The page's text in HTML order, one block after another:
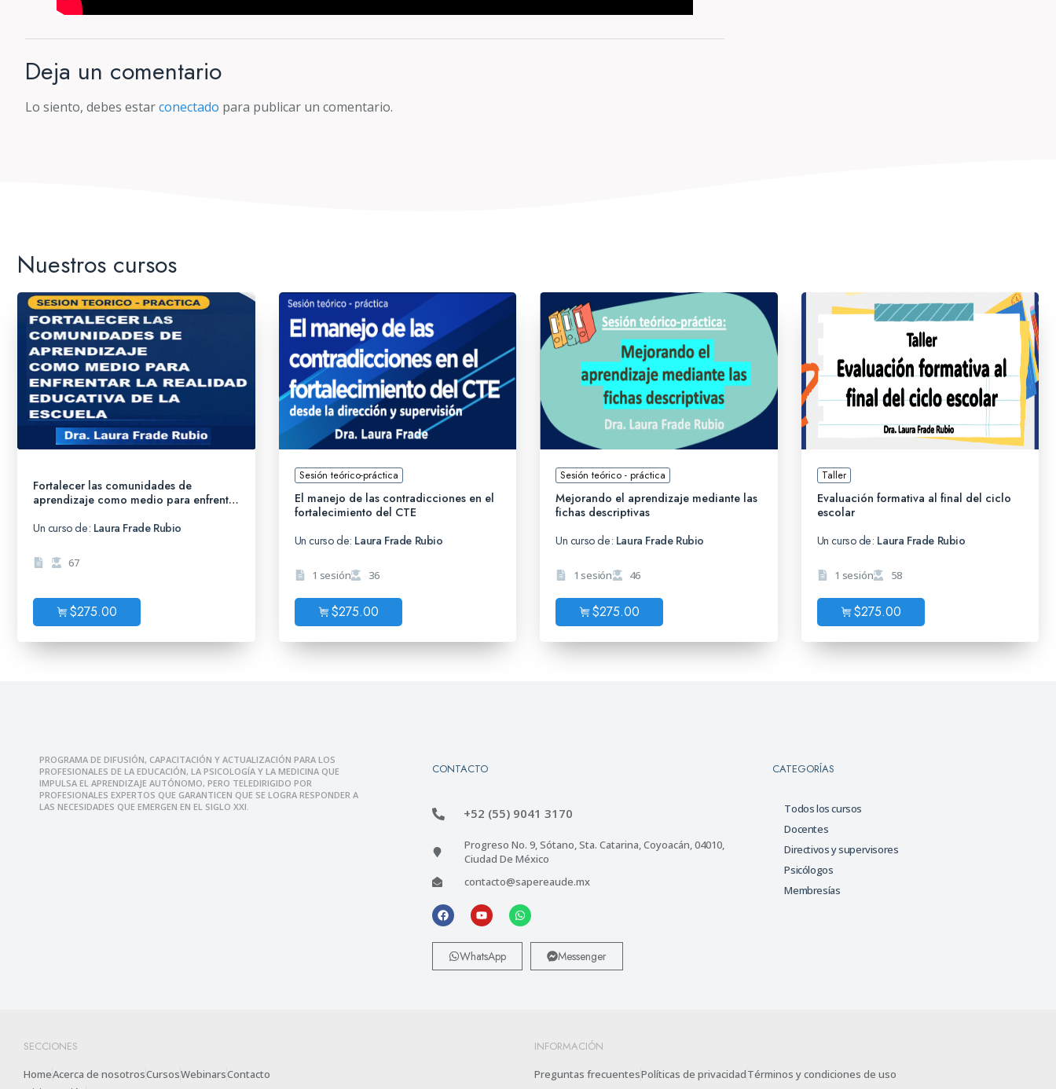
Deja un comentario
Lo siento, debes estarconectado para publicar un comentario.
Nuestros cursos
Fortalecer las comunidades de
aprendizaje como medio para enfrentar
Un curso de: Laura Frade Rubio
67
$275.00
Sesión teórico-práctica
El manejo de las contradicciones en el
fortalecimiento del CTE
Un curso de: Laura Frade Rubio
1 sesión 36
$275.00
Sesión teórico - práctica
Mejorando el aprendizaje mediante las
fichas descriptivas
Un curso de: Laura Frade Rubio
1 sesión 46
$275.00
Taller
Evaluación formativa al final del ciclo
escolar
Un curso de: Laura Frade Rubio
1 sesión 58
$275.00
PROGRAMA DE DIFUSIÓN, CAPACITACIÓN Y ACTUALIZACIÓN PARA LOS
PROFESIONALES DE LA EDUCACIÓN, LA PSICOLOGÍA Y LA MEDICINA QUE
IMPULSA EL APRENDIZAJE AUTÓNOMO, PERO TELEDIRIGIDO POR
PROFESIONALES EXPERTOS QUE GARANTICEN QUE SE LOGRA RESPONDER A
LAS NECESIDADES QUE EMERGEN EN EL SIGLO XXI.
CONTACTO
+52 (55) 9041 3170
Progreso No. 9, Sótano, Sta. Catarina, Coyoacán, 04010,
Ciudad De México
contacto@sapereaude.mx
WhatsApp Messenger
CATEGORÍAS
Todos los cursos
Docentes
Directivos y supervisores
Psicólogos
Membresías
SECCIONES
HomeAcerca de nosotrosCursosWebinarsContacto
INFORMACIÓN
Preguntas frecuentesPolíticas de privacidadTérminos y condiciones de uso